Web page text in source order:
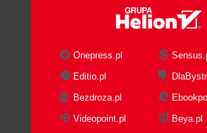
Onepress.pl
Editio.pl
Bezdroza.pl
Videopoint.pl
Beya.pl